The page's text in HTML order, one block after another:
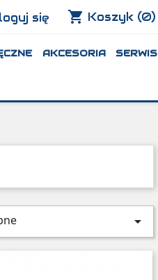
się shopping_cart Koszyk (0)
AKCESORIA
SERWIS
